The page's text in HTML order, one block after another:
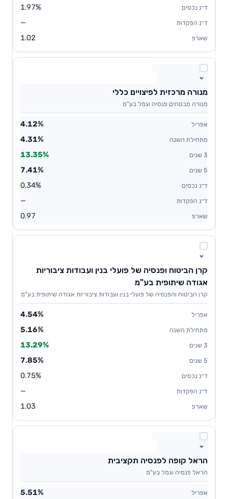
1.97%
—
1.02
מנורה מרכזית לפיצויים כללי
מנורה מבטחים פנסיה וגמל בע"מ
4.12%
4.31%
13.35%
7.41%
0.34%
—
0.97
קרן הביטוח ופנסיה של פועלי בנין ועבודות ציבוריות
אגודה שיתופית בע"מ
קרן הביטוח והפנסיה של פועלי בנין ועבודות ציבוריות אגודה שיתופית בע"מ
4.54%
5.16%
13.29%
7.85%
0.75%
—
1.03
הראל קופה לפנסיה תקציבית
הראל פנסיה וגמל בע"מ
5.51%